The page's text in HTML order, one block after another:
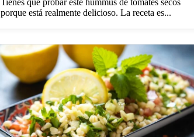
Tienes que probar este hummus de tomates secos
porque está realmente delicioso. La receta es...